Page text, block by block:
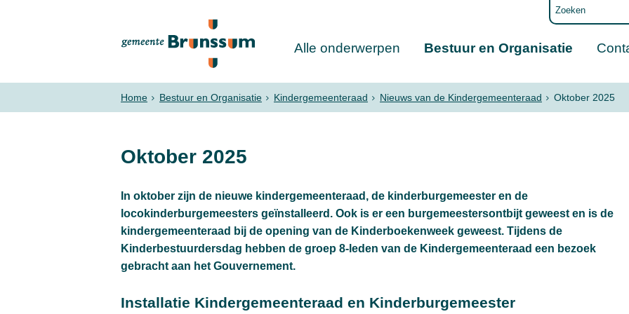
Alle onderwerpen Bestuur en Organisatie
Home Bestuur en Organisatie Kindergemeenteraad Nieuws van de Kindergemeenteraad Oktober 2025
Oktober 2025
In oktober zijn de nieuwe kindergemeenteraad, de kinderburgemeester en de
locokinderburgemeesters geïnstalleerd. Ook is er een burgemeestersontbijt geweest en is de
kindergemeenteraad bij de opening van de Kinderboekenweek geweest. Tijdens de
Kinderbestuurdersdag hebben de groep 8-leden van de Kindergemeenteraad een bezoek
gebracht aan het Gouvernement.
Installatie Kindergemeenteraad en Kinderburgemeester